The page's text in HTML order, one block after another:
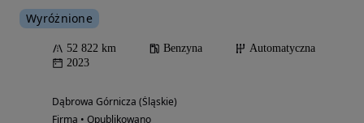
Wyróżnione
52 822 km Benzyna
Automatyczna
2023
Dąbrowa Górnicza (Śląskie)
Firma • Opublikowano